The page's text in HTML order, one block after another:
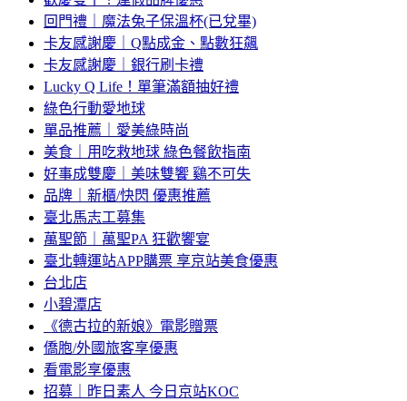
回門禮｜魔法兔子保溫杯(已兌畢)
卡友感謝慶｜Q點成金、點數狂飆
卡友感謝慶｜銀行刷卡禮
Lucky Q Life！單筆滿額抽好禮
綠色行動愛地球
單品推薦｜愛美綠時尚
美食｜用吃救地球 綠色餐飲指南
好事成雙慶｜美味雙饗 鷄不可失
品牌｜新櫃/快閃 優惠推薦
臺北馬志工募集
萬聖節｜萬聖PA 狂歡饗宴
臺北轉運站APP購票 享京站美食優惠
台北店
小碧潭店
《德古拉的新娘》電影贈票
僑胞/外國旅客享優惠
看電影享優惠
招募｜昨日素人 今日京站KOC